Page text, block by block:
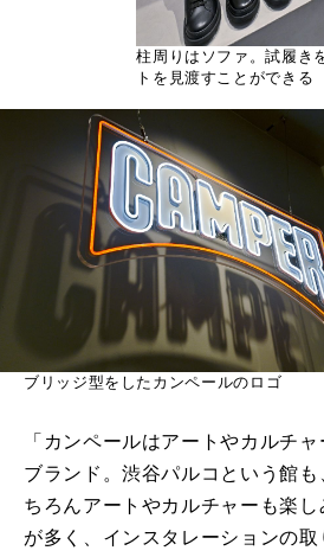
柱周りはソファ。試履き
トを見渡すことができる
ブリッジ型をしたカンペールのロゴ
「カンペールはアートやカルチ
ブランド。渋谷パルコという館
ちろんアートやカルチャーも楽
が多く、インスタレーションの